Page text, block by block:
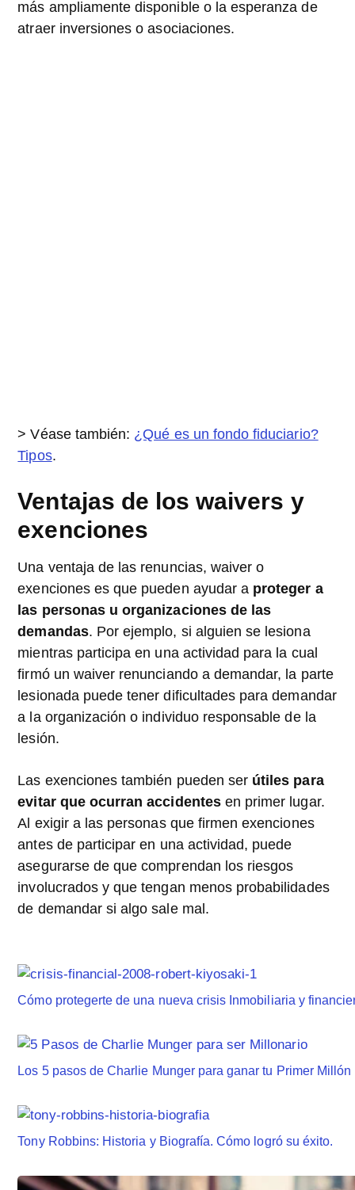
más ampliamente disponible o la esperanza de
atraer inversiones o asociaciones.
> Véase también: ¿Qué es un fondo fiduciario?
Tipos.
Ventajas de los waivers y
exenciones
Una ventaja de las renuncias, waiver o
exenciones es que pueden ayudar a proteger a
las personas u organizaciones de las
demandas. Por ejemplo, si alguien se lesiona
mientras participa en una actividad para la cual
firmó un waiver renunciando a demandar, la parte
lesionada puede tener dificultades para demandar
a la organización o individuo responsable de la
lesión.
Las exenciones también pueden ser útiles para
evitar que ocurran accidentesen primer lugar.
Al exigir a las personas que firmen exenciones
antes de participar en una actividad, puede
asegurarse de que comprendan los riesgos
involucrados y que tengan menos probabilidades
de demandar si algo sale mal.
Cómo protegerte de una nueva crisis Inmobiliaria y
Los 5 pasos de Charlie Munger para ganar tu Primer Millón
Tony Robbins: Historia y Biografía. Cómo logró su éxito.